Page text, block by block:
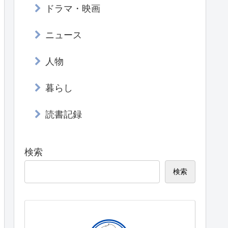
ドラマ・映画
ニュース
人物
暮らし
読書記録
検索
検索